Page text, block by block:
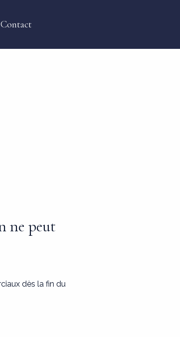
Contact
ne peut
dès la fin du